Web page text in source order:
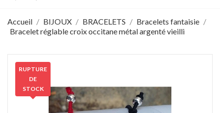
Accueil BIJOUX BRACELETS
Bracelets fantaisie
Bracelet réglable croix occitane métal argenté vieilli
RUPTURE
DE
STOCK